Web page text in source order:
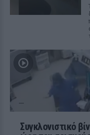
Συγκλονιστικό